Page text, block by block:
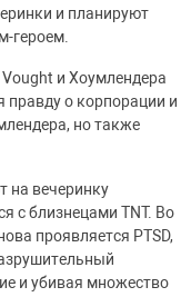
и планируют
героем.
и Хоумлендера
о корпорации и
но также
на вечеринку
с близнецами TNT. Во
проявляется PTSD,
и убивая множество